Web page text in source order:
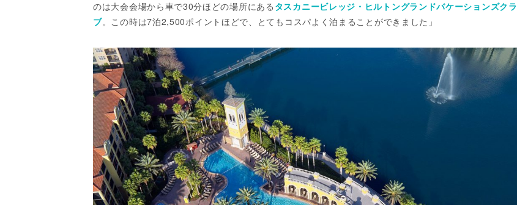
のは大会会場から車で30分ほどの場所にある タスカニービレッジ・ヒルトングランドバケーションズクラ
ブ。この時は7泊2,500ポイントほどで、とてもコスパよく泊まることができました」